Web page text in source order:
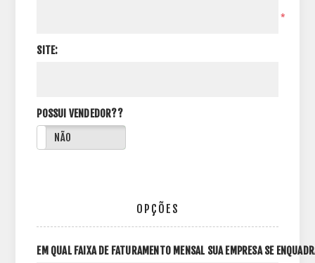
*
SITE:
POSSUI VENDEDOR??
NÃO
OPÇÕES
EM QUAL FAIXA DE FATURAMENTO MENSAL SUA EMPRESA SE